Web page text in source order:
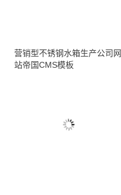
营销型不锈钢水箱生产公司网
站帝国CMS模板